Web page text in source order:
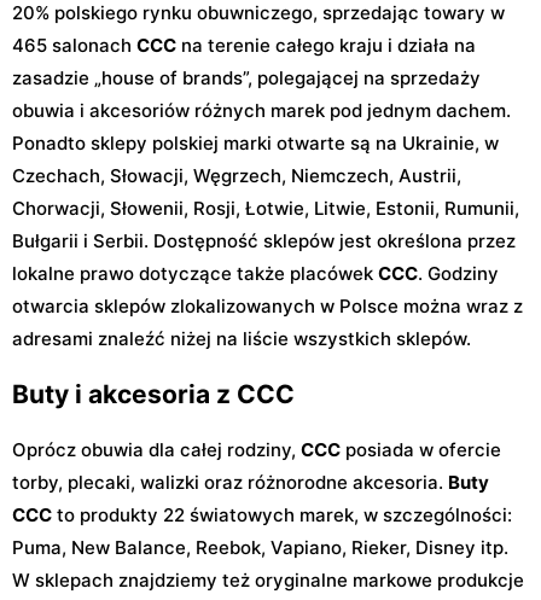
20% polskiego rynku obuwniczego, sprzedając towary w
465 salonach CCC na terenie całego kraju i działa na
zasadzie „house of brands”, polegającej na sprzedaży
obuwia i akcesoriów różnych marek pod jednym dachem.
Ponadto sklepy polskiej marki otwarte są na Ukrainie, w
Czechach, Słowacji, Węgrzech, Niemczech, Austrii,
Chorwacji, Słowenii, Rosji, Łotwie, Litwie, Estonii, Rumunii,
Bułgarii i Serbii. Dostępność sklepów jest określona przez
lokalne prawo dotyczące także placówek CCC. Godziny
otwarcia sklepów zlokalizowanych w Polsce można wraz z
adresami znaleźć niżej na liście wszystkich sklepów.
Buty i akcesoria z CCC
Oprócz obuwia dla całej rodziny, CCC posiada w ofercie
torby, plecaki, walizki oraz różnorodne akcesoria. Buty
CCC to produkty 22 światowych marek, w szczególności:
Puma, New Balance, Reebok, Vapiano, Rieker, Disney itp.
W sklepach znajdziemy też oryginalne markowe produkcje